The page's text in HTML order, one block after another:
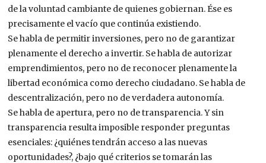
de la voluntad cambiante de quienes gobiernan. Ése es
precisamente el vacío que continúa existiendo.
Se habla de permitir inversiones, pero no de garantizar
plenamente el derecho a invertir. Se habla de autorizar
emprendimientos, pero no de reconocer plenamente la
libertad económica como derecho ciudadano. Se habla de
descentralización, pero no de verdadera autonomía.
Se habla de apertura, pero no de transparencia. Y sin
transparencia resulta imposible responder preguntas
esenciales: ¿quiénes tendrán acceso a las nuevas
oportunidades?, ¿bajo qué criterios se tomarán las